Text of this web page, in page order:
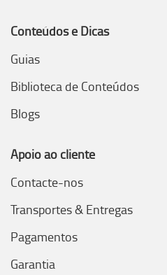
Conteúdos e Dicas
Guias
Biblioteca de Conteúdos
Blogs
Apoio ao cliente
Contacte-nos
Transportes & Entregas
Pagamentos
Garantia